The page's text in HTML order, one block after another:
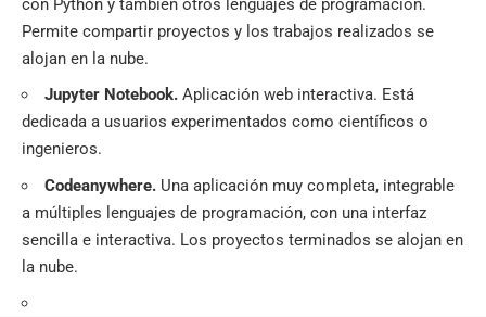
con Python y también otros lenguajes de programación.
Permite compartir proyectos y los trabajos realizados se
alojan en la nube.
Jupyter Notebook. Aplicación web interactiva. Está
dedicada a usuarios experimentados como científicos o
ingenieros.
Codeanywhere. Una aplicación muy completa, integrable
a múltiples lenguajes de programación, con una interfaz
sencilla e interactiva. Los proyectos terminados se alojan en
la nube.